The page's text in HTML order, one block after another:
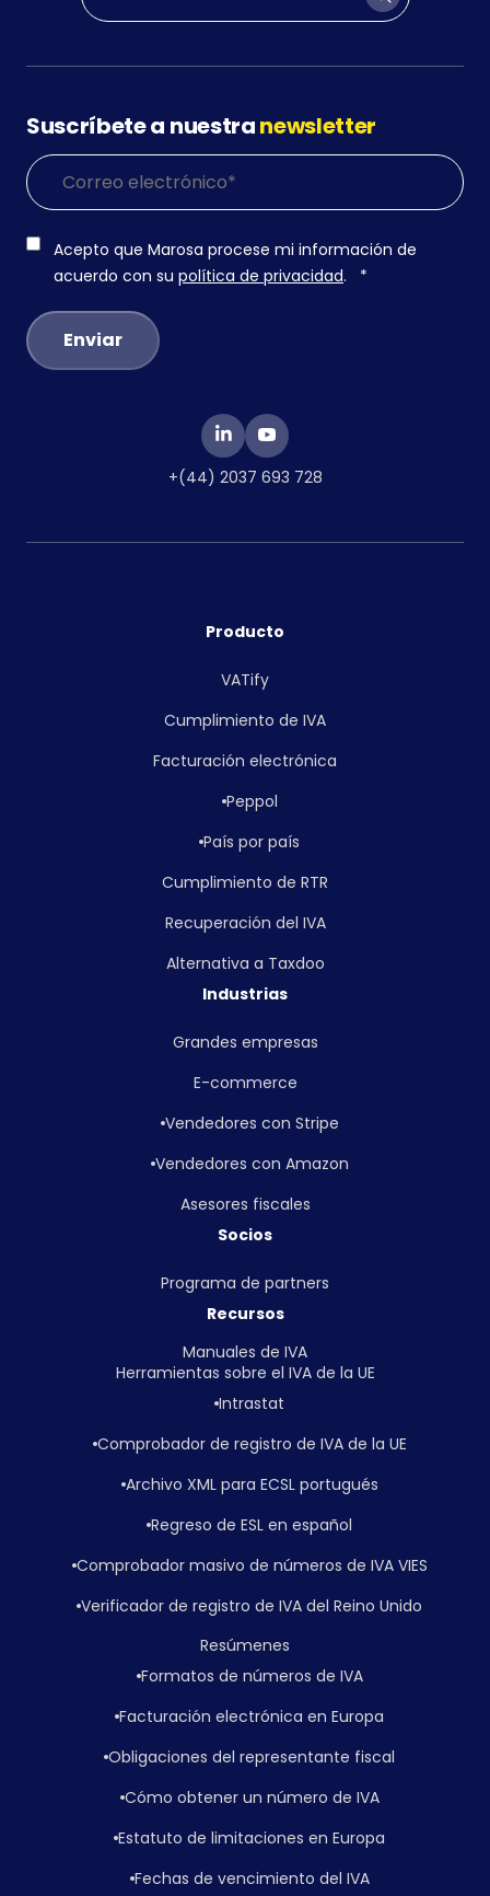
Suscríbete a nuestranewsletter
Acepto que Marosa procese mi información de
acuerdo con su política de privacidad. *
+(44) 2037 693 728
Producto
VATify
Cumplimiento de IVA
Facturación electrónica
Peppol
País por país
Cumplimiento de RTR
Recuperación del IVA
Alternativa a Taxdoo
Industrias
Grandes empresas
E-commerce
Vendedores con Stripe
Vendedores con Amazon
Asesores fiscales
Socios
Programa de partners
Recursos
Manuales de IVA
Herramientas sobre el IVA de la UE
Intrastat
Comprobador de registro de IVA de la UE
Archivo XML para ECSL portugués
Regreso de ESL en español
Comprobador masivo de números de IVA VIES
Verificador de registro de IVA del Reino Unido
Resúmenes
Formatos de números de IVA
Facturación electrónica en Europa
Obligaciones del representante fiscal
Cómo obtener un número de IVA
Estatuto de limitaciones en Europa
Fechas de vencimiento del IVA